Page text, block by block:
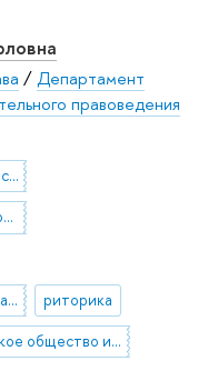
/Департамент
правоведения
конституционное правосудие
правовой анализ и правовое мышление
права человека: международно-правовые и внутригосударственные механизмы защиты риторика
гражданское общество и демократический процесс